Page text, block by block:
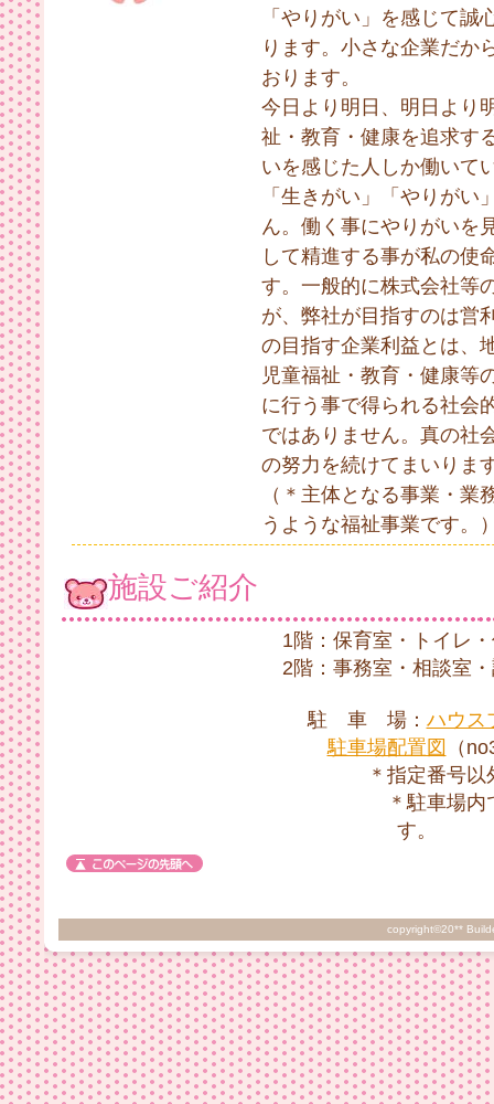
「やりがい」を感じて
ります。小さな企業だか
おります。
今日より明日、明日より
祉・教育・健康を追求す
いを感じた人しか働いて
「生きがい」「やりが
ん。働く事にやりがいを
して精進する事が私の使
す。一般的に株式会社等
が、弊社が目指すのは営
の目指す企業利益とは、
児童福祉・教育・健康等
に行う事で得られる社会
ではありません。真の社
の努力を続けてまいりま
（＊主体となる事業・
うような福祉事業です。
施設ご紹介
1階：保育室・トイレ
2階：事務室・相談室
駐 車 場： ハウス
駐車場配置図
（
＊指定番号以外は
＊駐車場内での事故等は
す。
copyright©20**